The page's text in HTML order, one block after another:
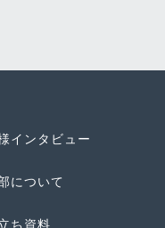
インタビュー
について
ち資料